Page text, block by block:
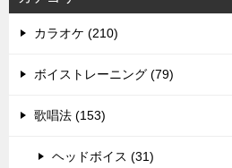
カラオケ (210)
ボイストレーニング (79)
歌唱法 (153)
ヘッドボイス (31)